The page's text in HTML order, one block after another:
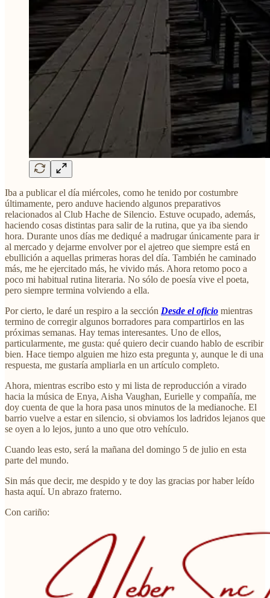
Iba a publicar el día miércoles, como he tenido por costumbre
últimamente, pero anduve haciendo algunos preparativos
relacionados al Club Hache de Silencio. Estuve ocupado, además,
haciendo cosas distintas para salir de la rutina, que ya iba siendo
hora. Durante unos días me dediqué a madrugar únicamente para ir
al mercado y dejarme envolver por el ajetreo que siempre está en
ebullición a aquellas primeras horas del día. También he caminado
más, me he ejercitado más, he vivido más. Ahora retomo poco a
poco mi habitual rutina literaria. No sólo de poesía vive el poeta,
pero siempre termina volviendo a ella.
Por cierto, le daré un respiro a la sección Desde el oficio mientras
termino de corregir algunos borradores para compartirlos en las
próximas semanas. Hay temas interesantes. Uno de ellos,
particularmente, me gusta: qué quiero decir cuando hablo de escribir
bien. Hace tiempo alguien me hizo esta pregunta y, aunque le di una
respuesta, me gustaría ampliarla en un artículo completo.
Ahora, mientras escribo esto y mi lista de reproducción a virado
hacia la música de Enya, Aisha Vaughan, Eurielle y compañía, me
doy cuenta de que la hora pasa unos minutos de la medianoche. El
barrio vuelve a estar en silencio, si obviamos los ladridos lejanos que
se oyen a lo lejos, junto a uno que otro vehículo.
Cuando leas esto, será la mañana del domingo 5 de julio en esta
parte del mundo.
Sin más que decir, me despido y te doy las gracias por haber leído
hasta aquí. Un abrazo fraterno.
Con cariño: